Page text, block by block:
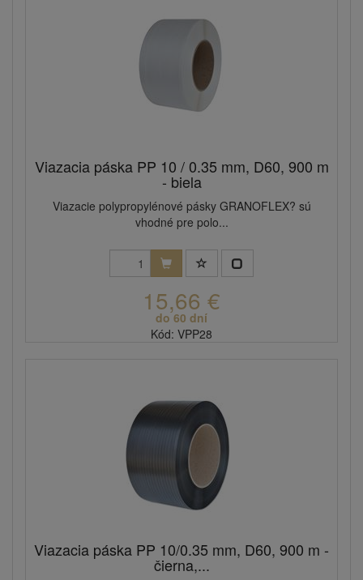
Viazacia páska PP 10 / 0.35 mm, D60, 900 m
- biela
Viazacie polypropylénové pásky GRANOFLEX? sú
vhodné pre polo...
15,66 €
do 60 dní
Kód: VPP28
Viazacia páska PP 10/0.35 mm, D60, 900 m -
čierna,...